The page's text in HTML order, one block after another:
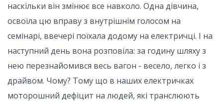
наскільки він змінює все навколо. Одна дівчина,
освоїла цю вправу з внутрішнім голосом на
семінарі, ввечері поїхала додому на електричці. І на
наступний день вона розповіла: за годину шляху з
нею перезнайомився весь вагон - весело, легко і з
драйвом. Чому? Тому що в наших електричках
моторошний дефіцит на людей, які транслюють